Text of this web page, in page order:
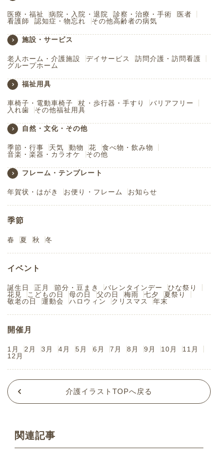
医療・福祉 病院・入院・退院 診察・治療・手術
医者
看護師
認知症・物忘れ その他高齢者の病気
施設・サービス
老人ホーム・介護施設 デイサービス
訪問介護・訪問看護
グループホーム
福祉用具
車椅子・電動車椅子 杖・歩行器・手すり
バリアフリー
入れ歯
その他福祉用具
自然・文化・その他
季節・行事 天気 動物 花
食べ物・飲み物
音楽・楽器・カラオケ
その他
フレーム・テンプレート
年賀状・はがき お便り・フレーム お知らせ
季節
春 夏 秋 冬
イベント
誕生日 正月 節分・豆まき バレンタインデー
ひな祭り
花見
こどもの日 母の日 父の日 梅雨 七夕
夏祭り
敬老の日
運動会 ハロウィン クリスマス 年末
開催月
1月 2月 3月 4月 5月 6月 7月 8月 9月 10月
11月
12月
介護イラストTOPへ戻る
関連記事